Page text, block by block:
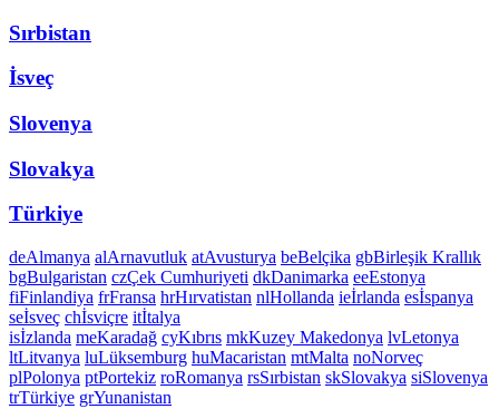
Sırbistan
İsveç
Slovenya
Slovakya
Türkiye
deAlmanya alArnavutluk atAvusturya beBelçika gbBirleşik Krallık
bgBulgaristan czÇek Cumhuriyeti dkDanimarka eeEstonya
fiFinlandiya frFransa hrHırvatistan nlHollanda ieİrlanda esİspanya
seİsveç chİsviçre itİtalya
isİzlanda meKaradağ cyKıbrıs mkKuzey Makedonya lvLetonya
ltLitvanya luLüksemburg huMacaristan mtMalta noNorveç
plPolonya ptPortekiz roRomanya rsSırbistan skSlovakya siSlovenya
trTürkiye grYunanistan